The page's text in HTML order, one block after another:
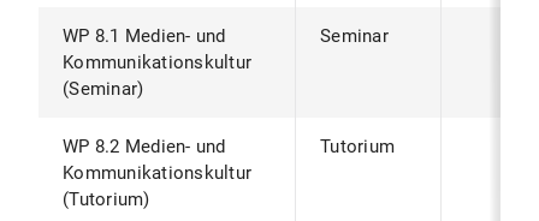
WP 8.1 Medien- und
Kommunikationskultur
(Seminar)
Seminar
WP 8.2 Medien- und
Kommunikationskultur
(Tutorium)
Tutorium